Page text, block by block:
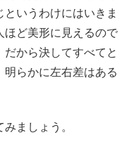
いうわけにはいきま
ほど美形に見えるので
から決してすべてと
らかに左右差はある
ましょう。